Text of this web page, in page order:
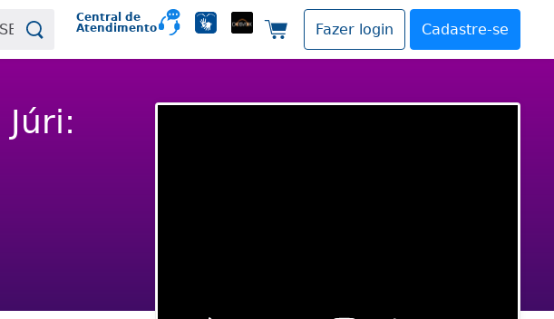
Central de
Atendimento
Carrinho de compras
Fazer login Cadastre-se